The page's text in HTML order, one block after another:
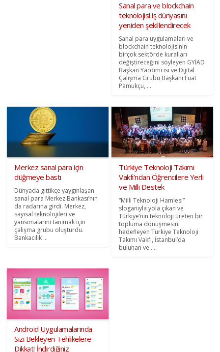
Sanal para ve blockchain
teknolojisi iş dünyasını
yeniden şekillendirecek
Sanal para uygulamaları ve
blockchain teknolojisinin
birçok sektörde kuralları
değiştireceğini söyleyen GYİAD
Başkan Yardımcısı ve Dijital
Çalışma Grubu Başkanı Fuat
Pamukçu, ...
Merkez sanal para için
düğmeye bastı
Dünyada gittikçe yaygınlaşan
sanal para Merkez Bankası’nın
da radarına girdi. Merkez,
sayısal teknolojileri ve
yansımalarını tanımak için
çalışma grubu oluşturdu.
Bankacılık ...
Türkiye Teknoloji Takımı
Vakfı’ndan Öğrencilere Yerli
ve Milli Destek
“Milli Teknoloji Hamlesi”
sloganıyla yola çıkan ve
Türkiye’nin teknoloji üreten bir
topluma dönüşmesini
hedefleyen Türkiye Teknoloji
Takımı Vakfı, İstanbul’da
bulunan ve ...
Android Uygulamalarında
Sizi Bekleyen Tehlikelere
Dikkat! İndirdiğiniz